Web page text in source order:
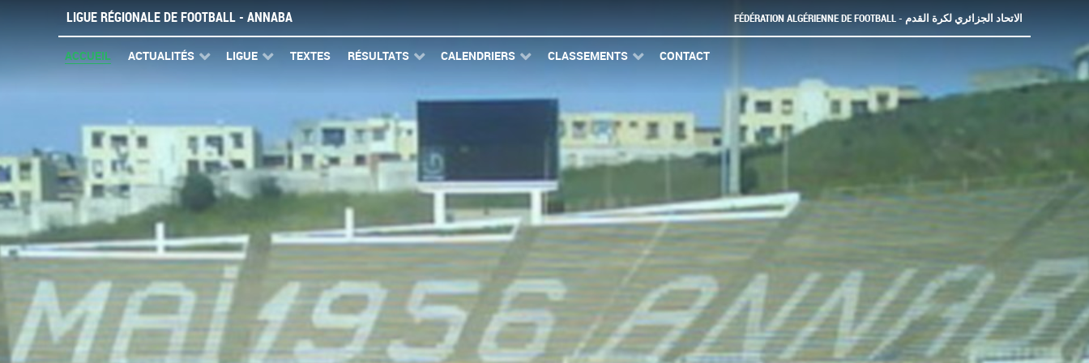
LIGUE RÉGIONALE DE FOOTBALL - ANNABA FÉDÉRATION ALGÉRIENNE DE FOOTBALL - الاتحاد الجزائري لكرة القدم
ACCUEIL ACTUALITÉS LIGUE TEXTES RÉSULTATS CALENDRIERS CLASSEMENTS CONTACT